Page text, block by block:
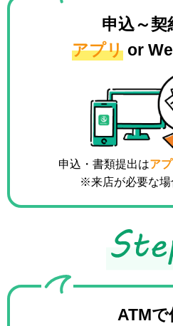
申込～契
アプリ or
申込・書類提出はア
※来店が必要な場
ATMで